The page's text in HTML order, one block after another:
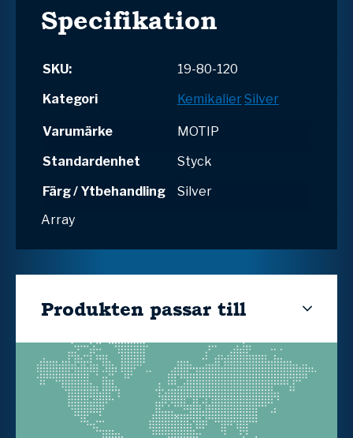
Specifikation
SKU:
19-80-120
Kategori
KemikalierSilver
Varumärke
MOTIP
Standardenhet
Styck
Färg / Ytbehandling
Silver
Array
Produkten passar till